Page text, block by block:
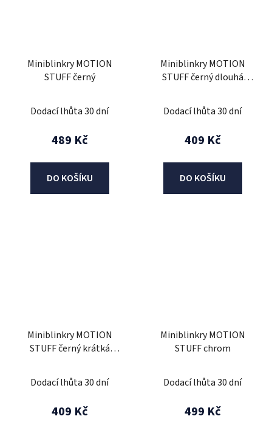
Miniblinkry MOTION
STUFF černý
Dodací lhůta 30 dní
489 Kč
DO KOŠÍKU
Miniblinkry MOTION
STUFF černý dlouhá
Dodací lhůta 30 dní
409 Kč
DO KOŠÍKU
Miniblinkry MOTION
STUFF černý krátká
Dodací lhůta 30 dní
409 Kč
Miniblinkry MOTION
STUFF chrom
Dodací lhůta 30 dní
499 Kč